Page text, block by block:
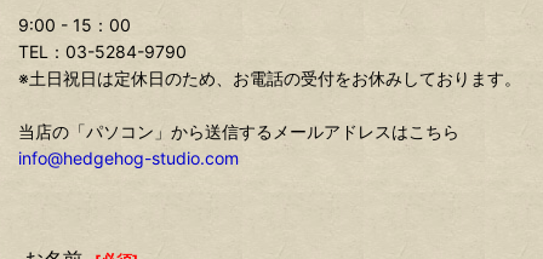
9:00 - 15：00
TEL：03-5284-9790
※土日祝日は定休日のため、お電話の受付をお休みしております。
当店の「パソコン」から送信するメールアドレスはこちら
info@hedgehog-studio.com